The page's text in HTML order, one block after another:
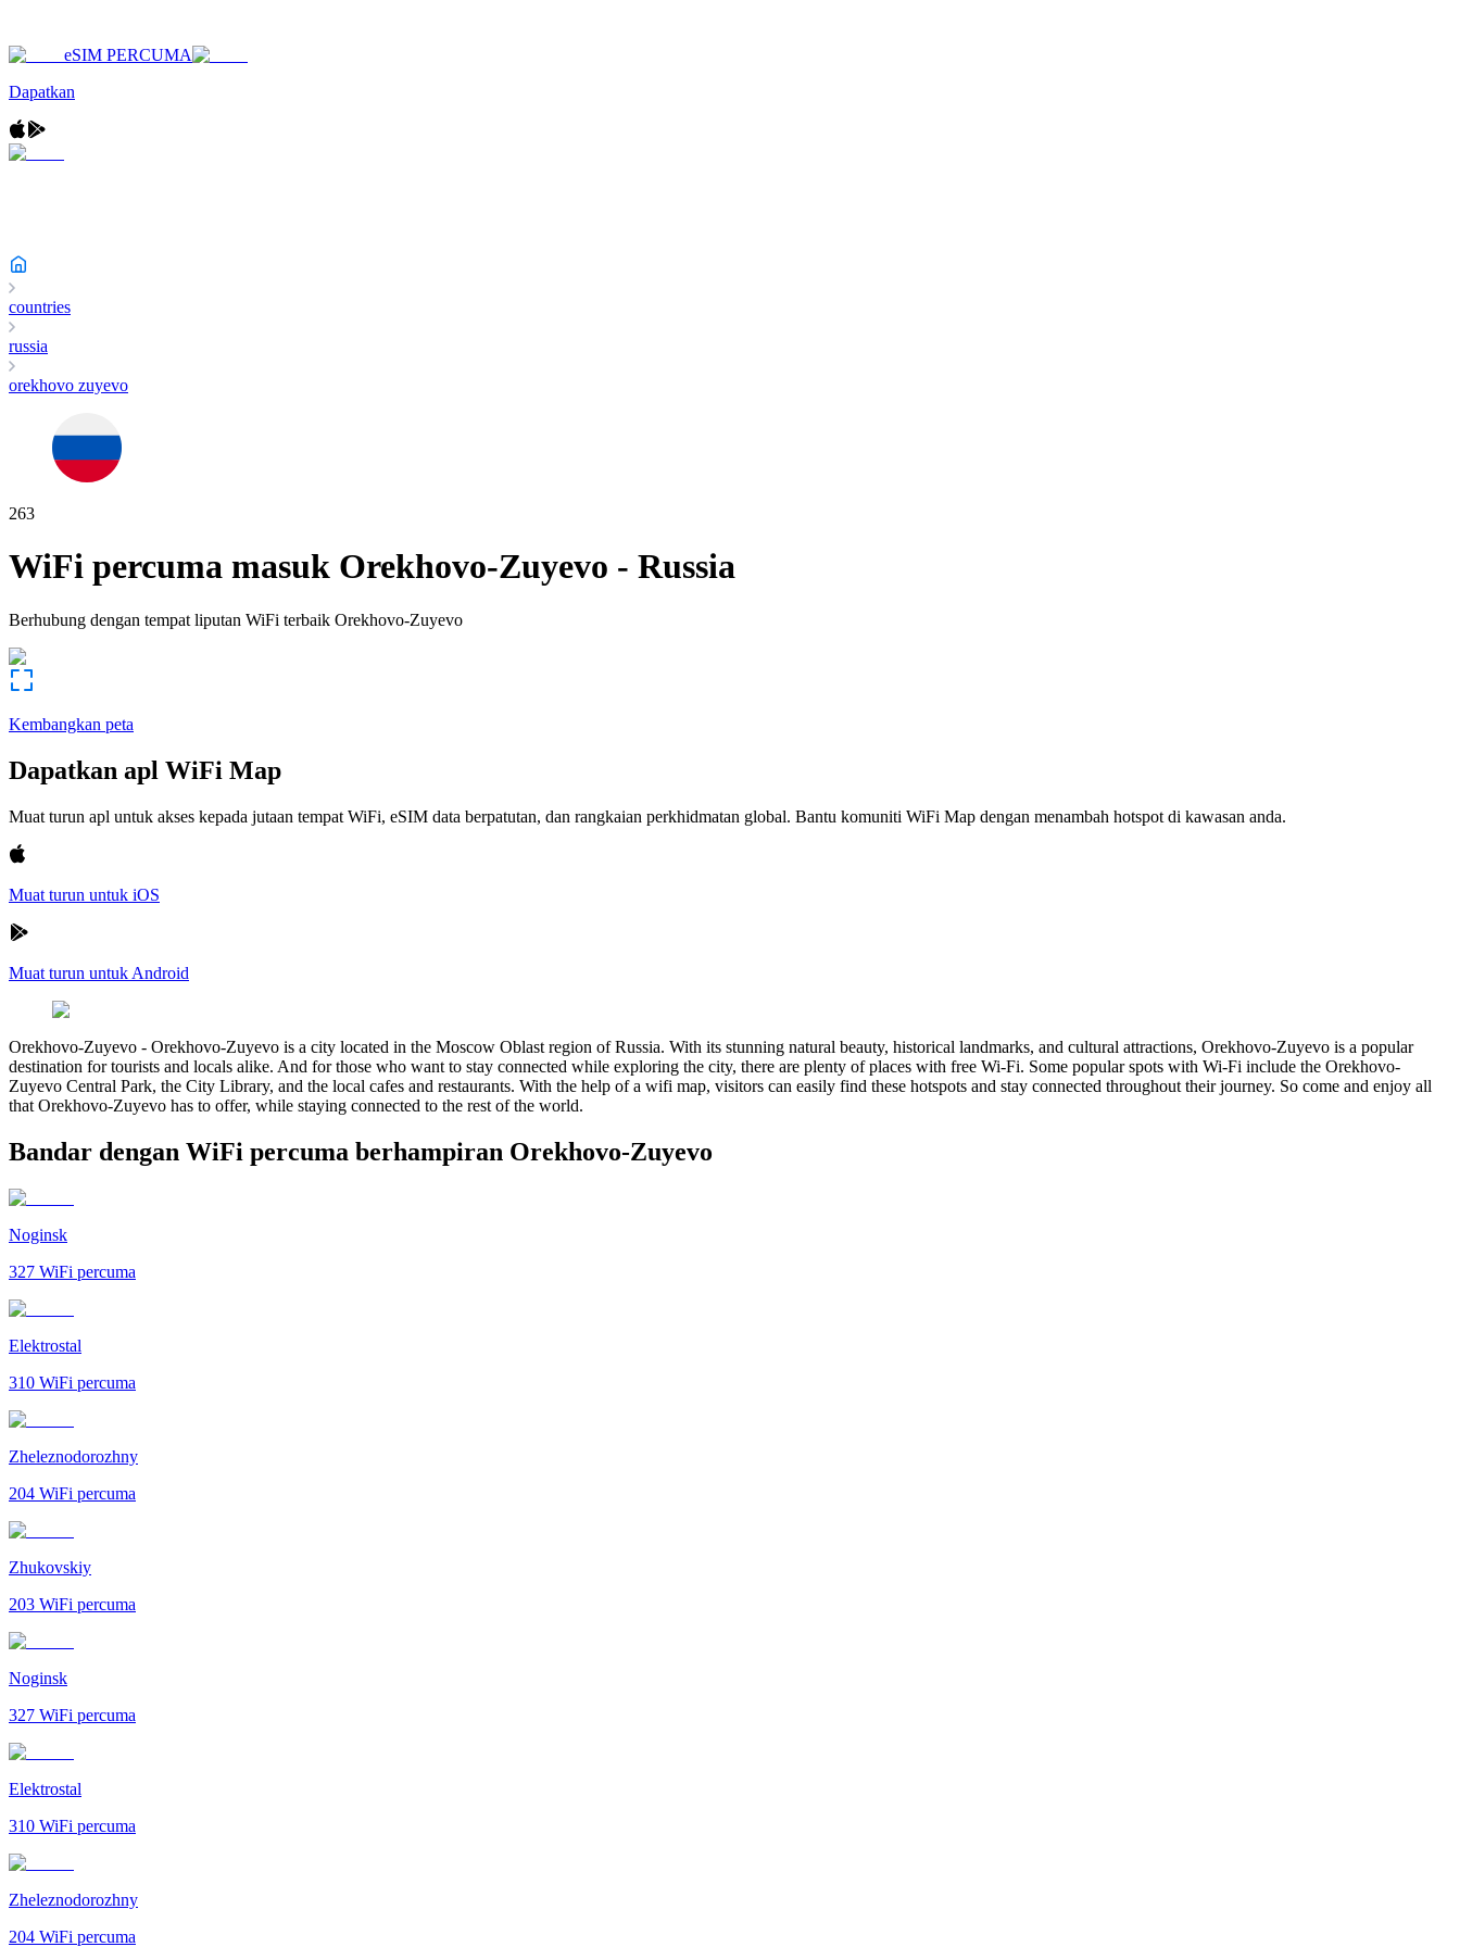
eSIM PERCUMA
Dapatkan
countries
russia
orekhovo zuyevo
263
WiFi percuma masuk Orekhovo-Zuyevo - Russia
Berhubung dengan tempat liputan WiFi terbaik Orekhovo-Zuyevo
Kembangkan peta
Dapatkan apl WiFi Map
Muat turun apl untuk akses kepada jutaan tempat WiFi, eSIM data berpatutan, dan rangkaian perkhidmatan global. Bantu komuniti WiFi Map dengan menambah hotspot di kawasan anda.
Muat turun untuk iOS
Muat turun untuk Android
Orekhovo-Zuyevo - Orekhovo-Zuyevo is a city located in the Moscow Oblast region of Russia. With its stunning natural beauty, historical landmarks, and cultural attractions, Orekhovo-Zuyevo is a popular
destination for tourists and locals alike. And for those who want to stay connected while exploring the city, there are plenty of places with free Wi-Fi. Some popular spots with Wi-Fi include the Orekhovo-
Zuyevo Central Park, the City Library, and the local cafes and restaurants. With the help of a wifi map, visitors can easily find these hotspots and stay connected throughout their journey. So come and enjoy all
that Orekhovo-Zuyevo has to offer, while staying connected to the rest of the world.
Bandar dengan WiFi percuma berhampiran Orekhovo-Zuyevo
Noginsk
327 WiFi percuma
Elektrostal
310 WiFi percuma
Zheleznodorozhny
204 WiFi percuma
Zhukovskiy
203 WiFi percuma
Noginsk
327 WiFi percuma
Elektrostal
310 WiFi percuma
Zheleznodorozhny
204 WiFi percuma